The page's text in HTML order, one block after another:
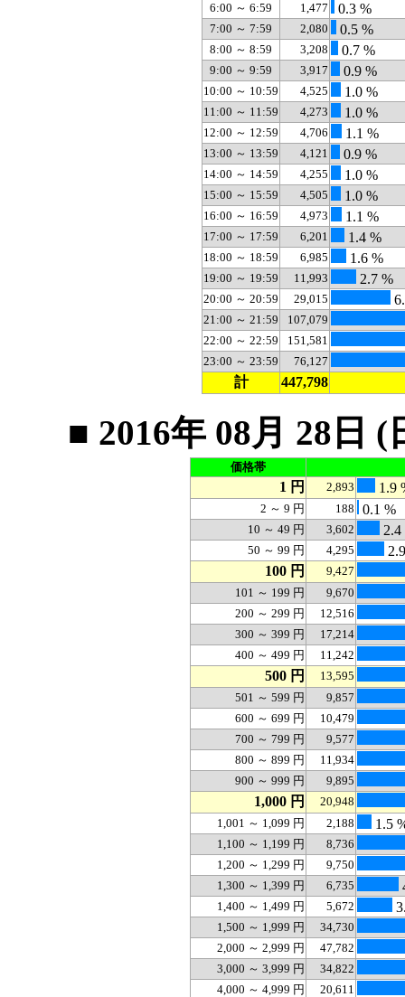
6:00 ～ 6:59 1,477 0.3 %
7:00 ～ 7:59 2,080 0.5 %
8:00 ～ 8:59 3,208 0.7 %
9:00 ～ 9:59 3,917 0.9 %
10:00 ～ 10:59 4,525 1.0 %
11:00 ～ 11:59 4,273 1.0 %
12:00 ～ 12:59 4,706 1.1 %
13:00 ～ 13:59 4,121 0.9 %
14:00 ～ 14:59 4,255 1.0 %
15:00 ～ 15:59 4,505 1.0 %
16:00 ～ 16:59 4,973 1.1 %
17:00 ～ 17:59 6,201 1.4 %
18:00 ～ 18:59 6,985 1.6 %
19:00 ～ 19:59 11,993 2.7 %
20:00 ～ 20:59 29,015
21:00 ～ 21:59
107,079
22:00 ～ 22:59
151,581
23:00 ～ 23:59
76,127
計 447,798
■ 2016年 08月 28日
価格帯
1 円 2,893 1.9
2 ～ 9 円 188 0.1 %
10 ～ 49 円 3,602 2.4
50 ～ 99 円 4,295
100 円
9,427
101 ～ 199 円
9,670
200 ～ 299 円
12,516
300 ～ 399 円
17,214
400 ～ 499 円
11,242
500 円
13,595
501 ～ 599 円
9,857
600 ～ 699 円
10,479
700 ～ 799 円
9,577
800 ～ 899 円
11,934
900 ～ 999 円
9,895
1,000 円
20,948
1,001 ～ 1,099 円
2,188 1.5
1,100 ～ 1,199 円
8,736
1,200 ～ 1,299 円
9,750
1,300 ～ 1,399 円
6,735
1,400 ～ 1,499 円 5,672
1,500 ～ 1,999 円
34,730
2,000 ～ 2,999 円
47,782
3,000 ～ 3,999 円
34,822
4,000 ～ 4,999 円
20,611